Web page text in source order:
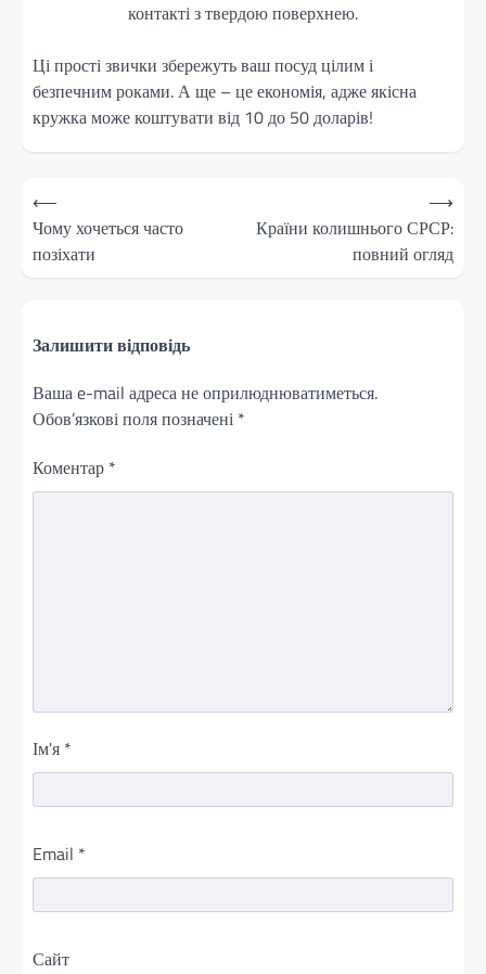
контакті з твердою поверхнею.
Ці прості звички збережуть ваш посуд цілим і
безпечним роками. А ще – це економія, адже якісна
кружка може коштувати від 10 до 50 доларів!
Навігація
записів
⟵
Чому хочеться часто
позіхати
Країни колишнього СРСР:
повний огляд
⟶
Залишити відповідь
Ваша e-mail адреса не оприлюднюватиметься.
Обов’язкові поля позначені *
Коментар *
Ім'я *
Email *
Сайт